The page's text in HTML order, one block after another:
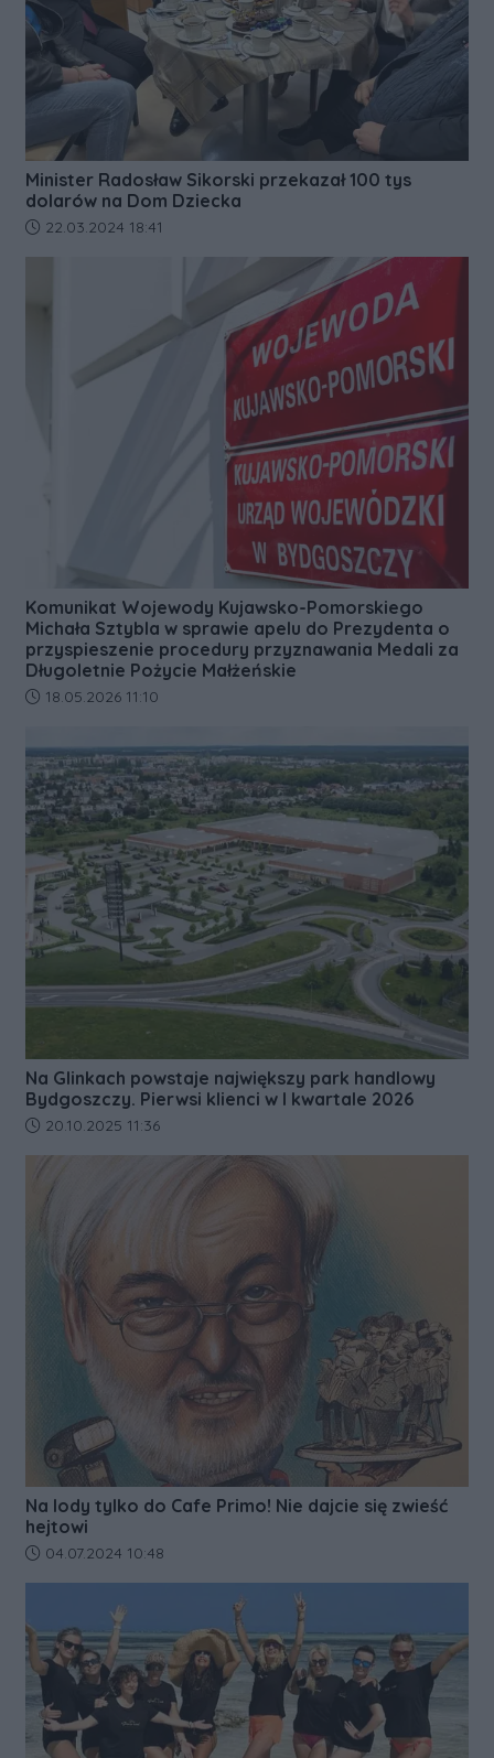
Minister Radosław Sikorski przekazał 100 tys
dolarów na Dom Dziecka
Data dodania artykułu:
22.03.2024 18:41
Komunikat Wojewody Kujawsko-Pomorskiego
Michała Sztybla w sprawie apelu do Prezydenta o
przyspieszenie procedury przyznawania Medali za
Długoletnie Pożycie Małżeńskie
Data dodania artykułu:
18.05.2026 11:10
Na Glinkach powstaje największy park handlowy
Bydgoszczy. Pierwsi klienci w I kwartale 2026
Data dodania artykułu:
20.10.2025 11:36
Na lody tylko do Cafe Primo! Nie dajcie się zwieść
hejtowi
Data dodania artykułu:
04.07.2024 10:48